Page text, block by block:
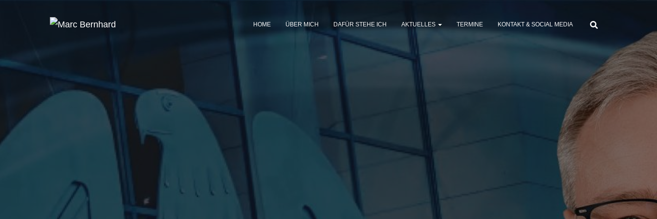
HOME ÜBER MICH DAFÜR STEHE ICH AKTUELLES TERMINE KONTAKT & SOCIAL MEDIA